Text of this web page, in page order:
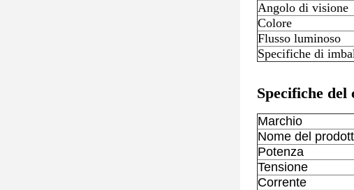
Angolo di visione
Colore
Flusso luminoso
Specifiche di
Specifiche
Marchio
Nome del
Potenza
Tensione
Corrente